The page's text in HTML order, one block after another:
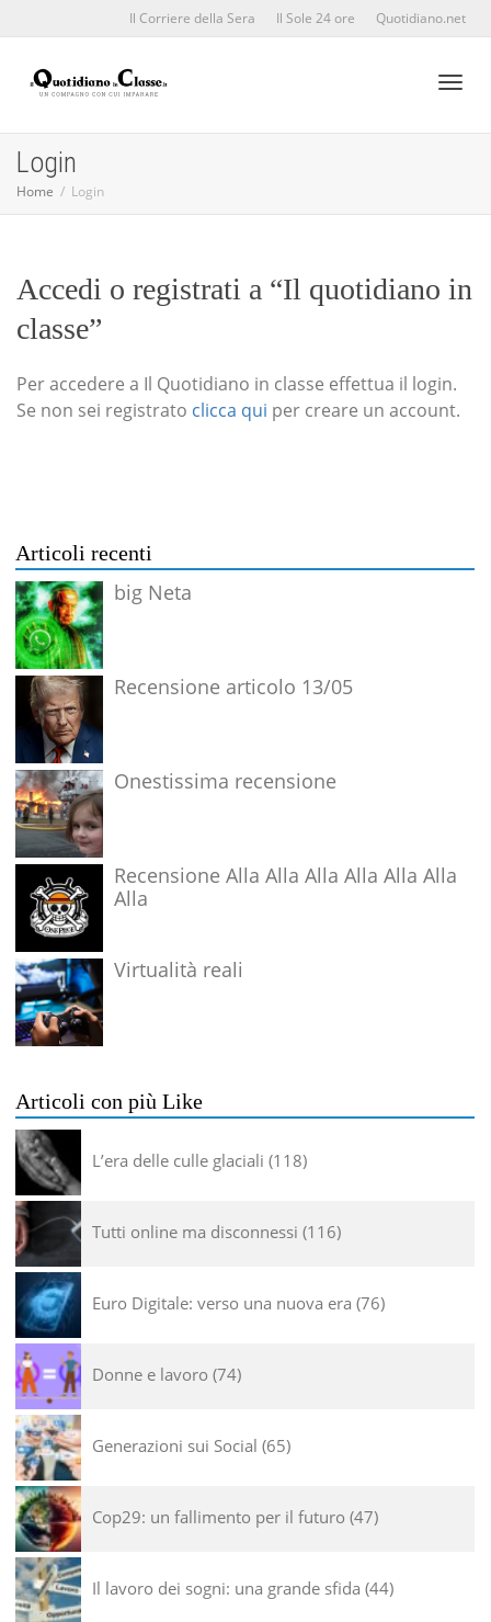
Il Corriere della Sera Il Sole 24 ore Quotidiano.net
Login
Home Login
Accedi o registrati a “Il quotidiano in
classe”
Per accedere a Il Quotidiano in classe effettua il login.
Se non sei registrato clicca qui per creare un account.
Articoli recenti
big Neta
Recensione articolo 13/05
Onestissima recensione
Recensione Alla Alla Alla Alla Alla Alla
Alla
Virtualità reali
Articoli con più Like
L’era delle culle glaciali 118
Tutti online ma disconnessi 116
Euro Digitale: verso una nuova era 76
Donne e lavoro 74
Generazioni sui Social 65
Cop29: un fallimento per il futuro 47
Il lavoro dei sogni: una grande sfida 44